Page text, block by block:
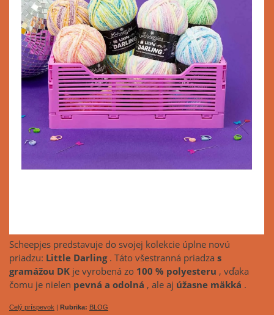
Scheepjes predstavuje do svojej kolekcie úplne novú
priadzu: Little Darling. Táto všestranná priadza s
gramážou DK je vyrobená zo 100 % polyesteru , vďaka
čomu je nielen pevná a odolná , ale aj úžasne mäkká .
Celý príspevok | Rubrika: BLOG